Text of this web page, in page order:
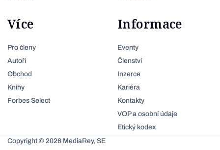
Více
Pro členy
Autoři
Obchod
Knihy
Forbes Select
Informace
Eventy
Členství
Inzerce
Kariéra
Kontakty
VOP a osobní údaje
Etický kodex
Copyright © 2026 MediaRey, SE